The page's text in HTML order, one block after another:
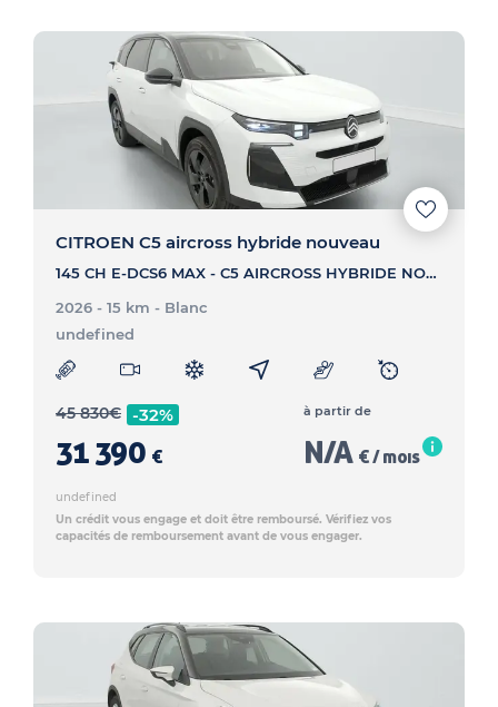
CITROEN C5 aircross hybride nouveau
145 CH E-DCS6 MAX - C5 AIRCROSS HYBRIDE NOUVEAU 145 CH E-DCS6 MAX
2026 - 15 km - Blanc
undefined
45 830€ -32%
31 390 €
à partir de
N/A € / mois
undefined
Un crédit vous engage et doit être remboursé. Vérifiez vos
capacités de remboursement avant de vous engager.